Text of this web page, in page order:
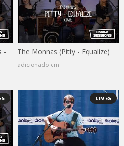
-
The Monnas (Pitty - Equalize)
adicionado em
LIVES